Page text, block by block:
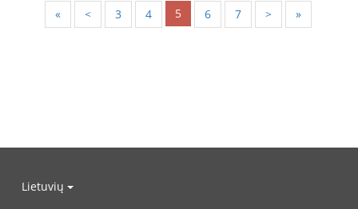
« < 3 4 5 6 7 > »
Lietuvių